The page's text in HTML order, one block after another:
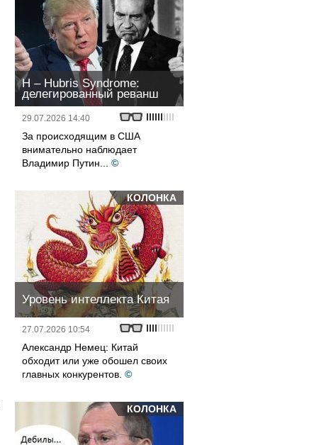
H – Hubris Syndrome:
делегированный реванш
29.07.2026 14:40
За происходящим в США
внимательно наблюдает
Владимир Путин...
©
КОЛОНКА
Уровень интеллекта Китая
27.07.2026 10:54
Александр Немец: Китай
обходит или уже обошел своих
главных конкурентов. ©
КОЛОНКА